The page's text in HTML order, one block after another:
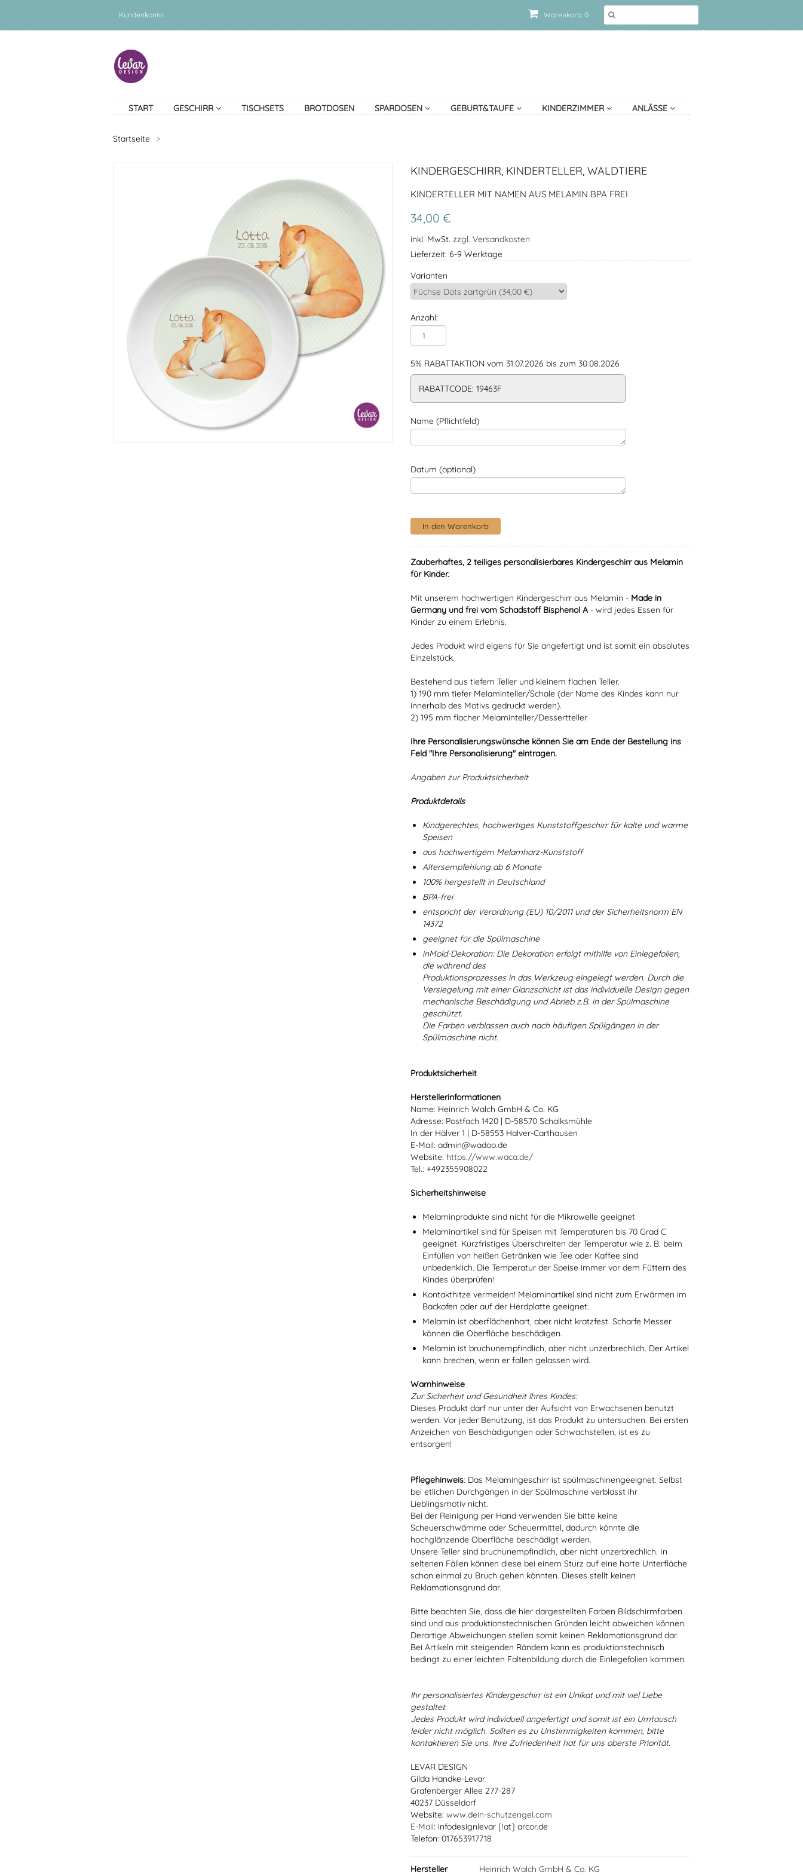
Warenkorb: 0
Kundenkonto
START GESCHIRR TISCHSETS BROTDOSEN SPARDOSEN GEBURT&TAUFE KINDERZIMMER ANLÄSSE
Startseite >
KINDERGESCHIRR, KINDERTELLER, WALDTIERE
KINDERTELLER MIT NAMEN AUS MELAMIN BPA FREI
34,00 €
inkl. MwSt. zzgl. Versandkosten
Lieferzeit: 6-9 Werktage
Varianten
Anzahl:
5% RABATTAKTION vom 31.07.2026 bis zum 30.08.2026
RABATTCODE: 19463F
Name (Pflichtfeld)
Datum (optional)
Zauberhaftes, 2 teiliges personalisierbares Kindergeschirr aus Melamin
für Kinder.
Mit unserem hochwertigen Kindergeschirr aus Melamin - Made in
Germany und frei vom Schadstoff Bisphenol A- wird jedes Essen für
Kinder zu einem Erlebnis.
Jedes Produkt wird eigens für Sie angefertigt und ist somit ein absolutes
Einzelstück.
Bestehend aus tiefem Teller und kleinem flachen Teller.
1) 190 mm tiefer Melaminteller/Schale (der Name des Kindes kann nur
innerhalb des Motivs gedruckt werden).
2) 195 mm flacher Melaminteller/Dessertteller
Ihre Personalisierungswünsche können Sie am Ende der Bestellung ins
Feld "Ihre Personalisierung" eintragen.
Angaben zur Produktsicherheit
Produktdetails
Kindgerechtes, hochwertiges Kunststoffgeschirr für kalte und warme
Speisen
aus hochwertigem Melamharz-Kunststoff
Altersempfehlung ab 6 Monate
100% hergestellt in Deutschland
BPA-frei
entspricht der Verordnung (EU) 10/2011 und der Sicherheitsnorm EN
14372
geeignet für die Spülmaschine
inMold-Dekoration: Die Dekoration erfolgt mithilfe von Einlegefolien,
die während des
Produktionsprozesses in das Werkzeug eingelegt werden. Durch die
Versiegelung mit einer Glanzschicht ist das individuelle Design gegen
mechanische Beschädigung und Abrieb z.B. in der Spülmaschine
geschützt.
Die Farben verblassen auch nach häufigen Spülgängen in der
Spülmaschine nicht.
Produktsicherheit
Herstellerinformationen
Name: Heinrich Walch GmbH & Co. KG
Adresse: Postfach 1420 | D-58570 Schalksmühle
In der Hälver 1 | D-58553 Halver-Carthausen
E-Mail: admin@wadoo.de
Website: https://www.waca.de/
Tel.: +492355908022
Sicherheitshinweise
Melaminprodukte sind nicht für die Mikrowelle geeignet
Melaminartikel sind für Speisen mit Temperaturen bis 70 Grad C
geeignet. Kurzfristiges Überschreiten der Temperatur wie z. B. beim
Einfüllen von heißen Getränken wie Tee oder Kaffee sind
unbedenklich. Die Temperatur der Speise immer vor dem Füttern des
Kindes überprüfen!
Kontakthitze vermeiden! Melaminartikel sind nicht zum Erwärmen im
Backofen oder auf der Herdplatte geeignet.
Melamin ist oberflächenhart, aber nicht kratzfest. Scharfe Messer
können die Oberfläche beschädigen.
Melamin ist bruchunempfindlich, aber nicht unzerbrechlich. Der Artikel
kann brechen, wenn er fallen gelassen wird.
Warnhinweise
Zur Sicherheit und Gesundheit Ihres Kindes:
Dieses Produkt darf nur unter der Aufsicht von Erwachsenen benutzt
werden. Vor jeder Benutzung, ist das Produkt zu untersuchen. Bei ersten
Anzeichen von Beschädigungen oder Schwachstellen, ist es zu
entsorgen!
Pflegehinweis: Das Melamingeschirr ist spülmaschinengeeignet. Selbst
bei etlichen Durchgängen in der Spülmaschine verblasst ihr
Lieblingsmotiv nicht.
Bei der Reinigung per Hand verwenden Sie bitte keine
Scheuerschwämme oder Scheuermittel, dadurch könnte die
hochglänzende Oberfläche beschädigt werden.
Unsere Teller sind bruchunempfindlich, aber nicht unzerbrechlich. In
seltenen Fällen können diese bei einem Sturz auf eine harte Unterfläche
schon einmal zu Bruch gehen könnten. Dieses stellt keinen
Reklamationsgrund dar.
Bitte beachten Sie, dass die hier dargestellten Farben Bildschirmfarben
sind und aus produktionstechnischen Gründen leicht abweichen können.
Derartige Abweichungen stellen somit keinen Reklamationsgrund dar.
Bei Artikeln mit steigenden Rändern kann es produktionstechnisch
bedingt zu einer leichten Faltenbildung durch die Einlegefolien kommen.
Ihr personalisiertes Kindergeschirr ist ein Unikat und mit viel Liebe
gestaltet.
Jedes Produkt wird individuell angefertigt und somit ist ein Umtausch
leider nicht möglich. Sollten es zu Unstimmigkeiten kommen, bitte
kontaktieren Sie uns. Ihre Zufriedenheit hat für uns oberste Priorität.
LEVAR DESIGN
Gilda Handke-Levar
Grafenberger Allee 277-287
40237 Düsseldorf
Website: www.dein-schutzengel.com
E-Mail: infodesignlevar [!at] arcor.de
Telefon: 017653917718
Hersteller Heinrich Walch GmbH & Co. KG